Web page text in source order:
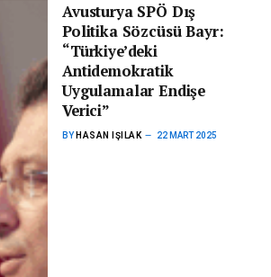
Avusturya SPÖ Dış
Politika Sözcüsü Bayr:
“Türkiye’deki
Antidemokratik
Uygulamalar Endişe
Verici”
BY HASAN IŞILAK 22 MART 2025